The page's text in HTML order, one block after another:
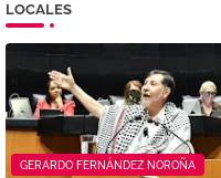
LOCALES
GERARDO FERNÁNDEZ NOROÑA